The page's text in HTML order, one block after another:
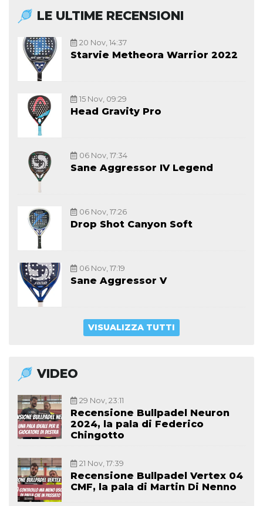
LE ULTIME RECENSIONI
20 Nov, 14:37
Starvie Metheora Warrior 2022
15 Nov, 09:29
Head Gravity Pro
06 Nov, 17:34
Sane Aggressor IV Legend
06 Nov, 17:26
Drop Shot Canyon Soft
06 Nov, 17:19
Sane Aggressor V
VISUALIZZA TUTTI
VIDEO
29 Nov, 23:11
Recensione Bullpadel Neuron
2024, la pala di Federico
Chingotto
21 Nov, 17:39
Recensione Bullpadel Vertex 04
CMF, la pala di Martin Di Nenno